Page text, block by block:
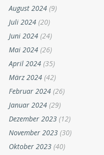
August 2024 (9)
Juli 2024 (20)
Juni 2024 (24)
Mai 2024 (26)
April 2024 (35)
März 2024 (42)
Februar 2024 (26)
Januar 2024 (29)
Dezember 2023 (12)
November 2023 (30)
Oktober 2023 (40)